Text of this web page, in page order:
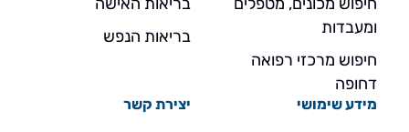
ומעבדות
חיפוש מרכזי רפואה
דחופה
בריאות הנפש
מידע שימושי יצירת קשר